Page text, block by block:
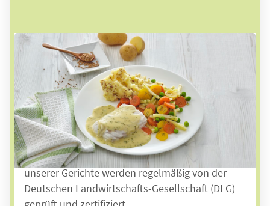
1. Lieblingsessen auswählen
Wählen Sie aus insgesamt über 150
verschiedenen leckeren Mahlzeiten. Mit einer
Auswahl aus klassischer Hausmannskost,
mediterraner Kost oder feinen Desserts ist für
jeden Geschmack etwas dabei! Dabei ist uns die
Qualität besonders wichtig. Viele
unsererGerichte werden regelmäßig von der
Deutschen Landwirtschafts-Gesellschaft (DLG)